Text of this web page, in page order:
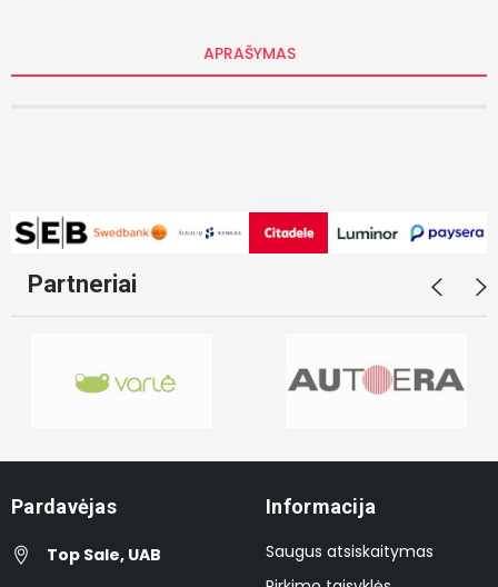
APRAŠYMAS
Partneriai
Pardavėjas
Top Sale, UAB
Informacija
Saugus atsiskaitymas